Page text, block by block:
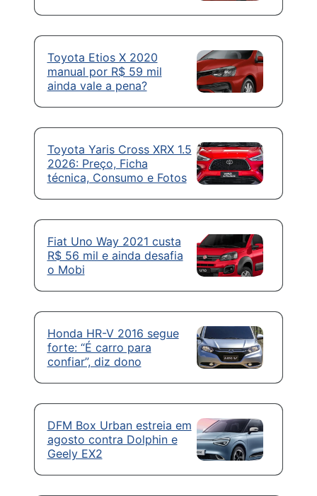
Toyota Etios X 2020
manual por R$ 59 mil
ainda vale a pena?
Toyota Yaris Cross XRX 1.5
2026: Preço, Ficha
técnica, Consumo e Fotos
Fiat Uno Way 2021 custa
R$ 56 mil e ainda desafia
o Mobi
Honda HR-V 2016 segue
forte: “É carro para
confiar”, diz dono
DFM Box Urban estreia em
agosto contra Dolphin e
Geely EX2